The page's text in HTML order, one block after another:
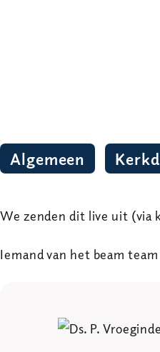
Algemeen
We zenden dit live uit (via
Iemand van het beam